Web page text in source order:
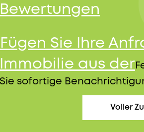
Bewertungen
Fügen Sie Ihre
Immobilie aus der
Sie sofortige
Voller